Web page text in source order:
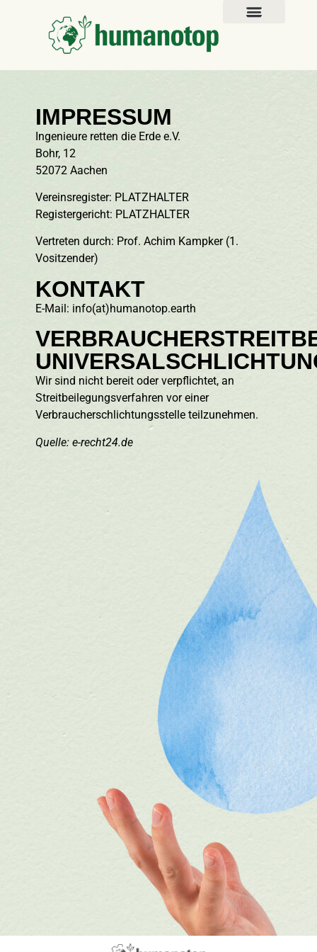
IMPRESSUM
Ingenieure retten die Erde e.V.
Bohr, 12
52072 Aachen
Vereinsregister: PLATZHALTER
Registergericht: PLATZHALTER
Vertreten durch: Prof. Achim Kampker (1.
Vositzender)
KONTAKT
E-Mail: info(at)humanotop.earth
Wir sind nicht bereit oder verpflichtet, an
Streitbeilegungsverfahren vor einer
Verbraucherschlichtungsstelle teilzunehmen.
Quelle: e-recht24.de